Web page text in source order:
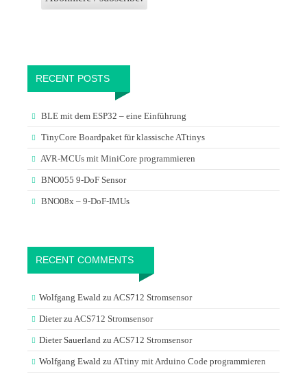
RECENT POSTS
BLE mit dem ESP32 – eine Einführung
TinyCore Boardpaket für klassische ATtinys
AVR-MCUs mit MiniCore programmieren
BNO055 9-DoF Sensor
BNO08x – 9-DoF-IMUs
RECENT COMMENTS
Wolfgang Ewald zu ACS712 Stromsensor
Dieterzu ACS712 Stromsensor
Dieter Sauerland zu ACS712 Stromsensor
Wolfgang Ewald zu ATtiny mit Arduino Code programmieren